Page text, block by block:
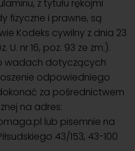
z tytułu rękojmi
fizyczne i prawne, są
Kodeks cywilny z dnia 23
U. nr 16, poz. 93 ze zm.).
wadach dotyczących
odpowiedniego
za pośrednictwem
na adres:
lub pisemnie na
43/153, 43-100